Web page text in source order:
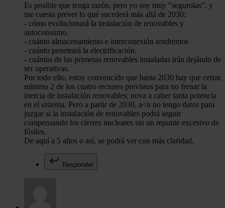
Es posible que tenga razón, pero yo soy muy "segurolas", y
me cuesta prever lo qué sucederá más allá de 2030:
- cómo evolucionará la instalación de renovables y
autoconsumo.
- cuánto almacenamiento e interconexión tendremos
- cuánto penetrará la electrificación.
- cuántas de las primeras renovables instaladas irán dejándo de
ser operativas.
Por todo ello, estoy convencido que hasta 2030 hay que cerrar
mínimo 2 de los cuatro rectores previstos para no frenar la
inercia de instalación renovables; nova a caber tanta potencia
en el sistema. Pero a partir de 2030, a<n no tengo datos para
juzgar si la instalación de renovables podrá seguir
compensando los cierres nucleares sin un repunte excesivo de
fósiles.
De aquí a 5 años o así, se podrá ver con más claridad.
Responder